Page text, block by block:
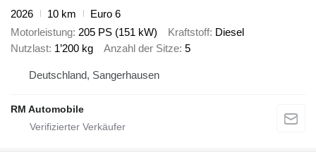
2026
10 km
Euro 6
Motorleistung 205 PS (151 kW) Kraftstoff Diesel
Nutzlast 1’200 kg Anzahl der Sitze 5
Deutschland, Sangerhausen
RM Automobile